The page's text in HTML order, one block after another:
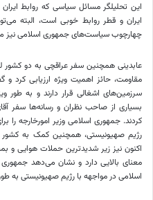
این تحلیلگر مسائل سیاسی که روابط
ایران و قطر روابط خوبی است، البته
چهارچوب سیاست‌های جمهوری اسلامی نیز
عابدینی همچنین سفر عراقچی به دو کشور
مقاومت، حائز اهمیت ویژه ارزیابی کرد
سرزمین‌های اشغالی قرار دارند و به طور
بسیاری از صاحب نظران و رسانه‌ها سفر
کردند. جمهوری اسلامی وزیر امورخارجه را
رژیم صهیونیستی، همچنین کمک به کشور
اکنون نیز زیر شدیدترین حملات هوایی و
معنای بالایی دارد و نشان می‌دهد جمهوری
اسلامی در مواجهه با رژیم صهیونیستی به